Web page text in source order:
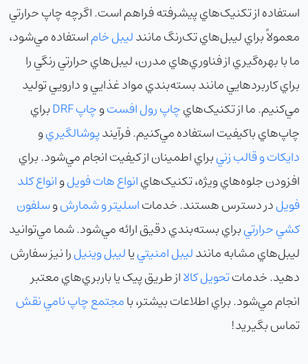
استفاده از تکنيک‌هاي پيشرفته فراهم است. اگرچه چاپ حرارتي
معمولاً براي ليبل‌هاي تک‌رنگ مانندليبل خاماستفاده مي‌شود،
ما با بهره‌گيري از فناوري‌هاي مدرن، ليبل‌هاي حرارتي رنگي را
براي کاربردهايي مانند بسته‌بندي مواد غذايي و دارويي توليد
مي‌کنيم. ما از تکنيک‌هايچاپ رول افستوچاپ DRF
براي
چاپ‌هاي باکيفيت استفاده مي‌کنيم. فرآيندپوشالگيريو
دايکات و قالب زنيبراي اطمينان از کيفيت انجام مي‌شود. براي
افزودن جلوه‌هاي ويژه، تکنيک‌هايانواع هات فويلوانواع کلد
فويلدر دسترس هستند. خدماتاسليتر و شمارشوسلفون
کشي حرارتيبراي بسته‌بندي دقيق ارائه مي‌شود. شما مي‌توانيد
ليبل‌هاي مشابه مانندليبل امنيتيياليبل وينيلرا نيز سفارش
دهيد. خدماتتحويل کالااز طريق پيک يا باربري‌هاي معتبر
انجام مي‌شود. براي اطلاعات بيشتر، بامجتمع چاپ نامي نقش
تماس بگيريد!